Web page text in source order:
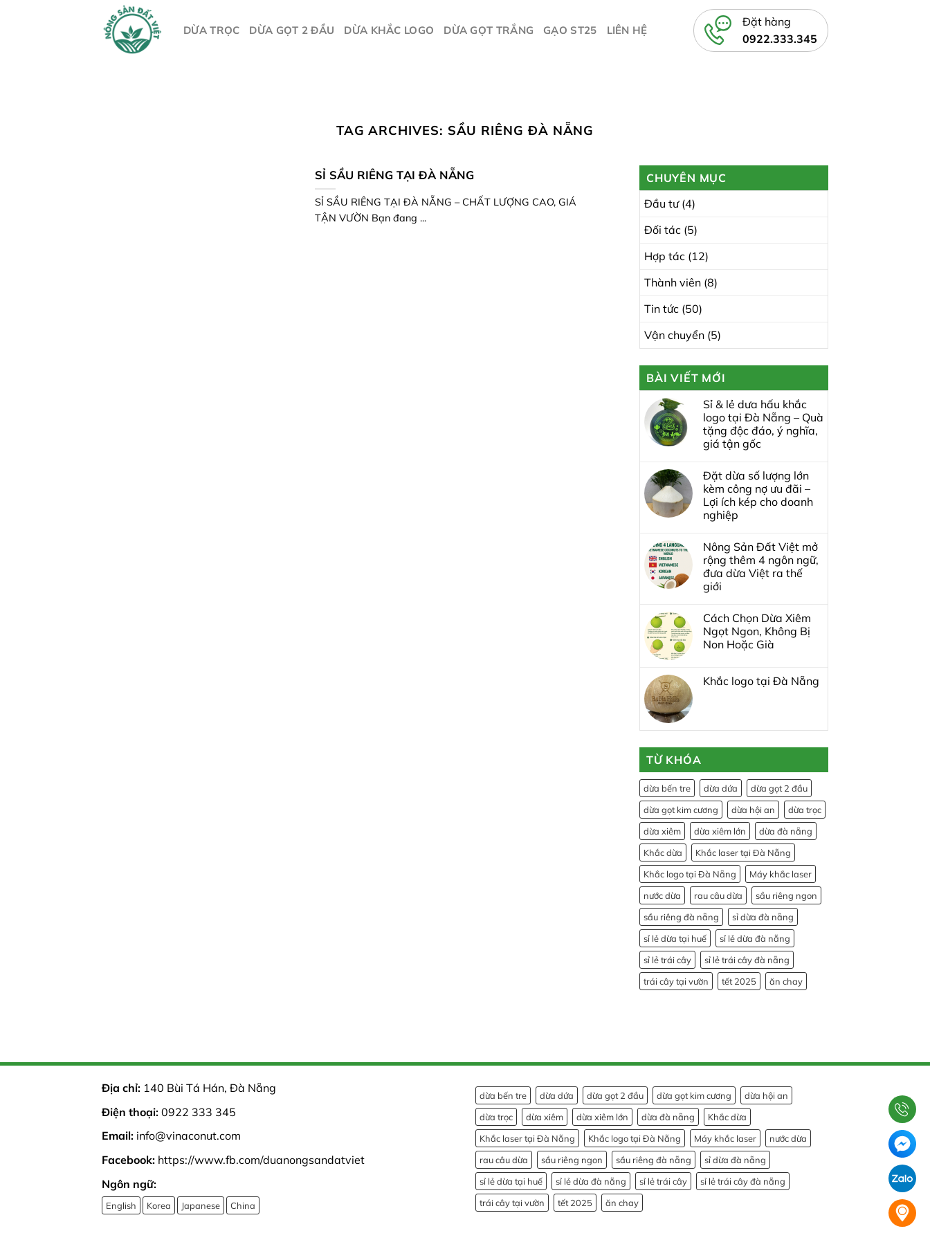
DỪA TRỌC DỪA GỌT 2 ĐẦU DỪA KHẮC LOGO DỪA GỌT TRẮNG GẠO ST25 LIÊN HỆ
Đặt hàng
0922.333.345
TAG ARCHIVES: SẦU RIÊNG ĐÀ NẴNG
SỈ SẦU RIÊNG TẠI ĐÀ NẴNG
SỈ SẦU RIÊNG TẠI ĐÀ NẴNG – CHẤT LƯỢNG CAO, GIÁ
TẬN VƯỜN Bạn đang ...
CHUYÊN MỤC
Đầu tư(4)
Đối tác (5)
Hợp tác (12)
Thành viên (8)
Tin tức (50)
Vận chuyển (5)
BÀI VIẾT MỚI
Sỉ & lẻ dưa hấu khắc
logo tại Đà Nẵng – Quà
tặng độc đáo, ý nghĩa,
giá tận gốc
Đặt dừa số lượng lớn
kèm công nợ ưu đãi –
Lợi ích kép cho doanh
nghiệp
Nông Sản Đất Việt mở
rộng thêm 4 ngôn ngữ,
đưa dừa Việt ra thế
giới
Cách Chọn Dừa Xiêm
Ngọt Ngon, Không Bị
Non Hoặc Già
Khắc logo tại Đà Nẵng
TỪ KHÓA
dừa bến tre dừa dứa
dừa gọt 2 đầu
dừa gọt kim cương
dừa hội an
dừa trọc
dừa xiêm
dừa xiêm lớn
dừa đà nẵng
Khắc dừa
Khắc laser tại Đà Nẵng
Khắc logo tại Đà Nẵng
Máy khắc laser
nước dừa
rau câu dừa
sầu riêng ngon
sầu riêng đà nẵng
sỉ dừa đà nẵng
sỉ lẻ dừa tại huế
sỉ lẻ dừa đà nẵng
sỉ lẻ trái cây
sỉ lẻ trái cây đà nẵng
trái cây tại vườn
tết 2025 ăn chay
Địa chỉ: 140 Bùi Tá Hán, Đà Nẵng
Điện thoại: 0922 333 345
Email: info@vinaconut.com
Facebook: https://www.fb.com/duanongsandatviet
Ngôn ngữ:
English Korea Japanese China
dừa bến tre dừa dứa dừa gọt 2 đầu dừa gọt kim cương
dừa hội an
dừa trọc
dừa xiêm dừa xiêm lớn dừa đà nẵng
Khắc dừa
Khắc laser tại Đà Nẵng
Khắc logo tại Đà Nẵng Máy khắc laser
nước dừa
rau câu dừa
sầu riêng ngon sầu riêng đà nẵng
sỉ dừa đà nẵng
sỉ lẻ dừa tại huế
sỉ lẻ dừa đà nẵng sỉ lẻ trái cây
sỉ lẻ trái cây đà nẵng
trái cây tại vườn
tết 2025 ăn chay